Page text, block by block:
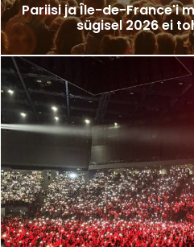
Pariisi ja Île-de-France'i
sügisel 2026 ei